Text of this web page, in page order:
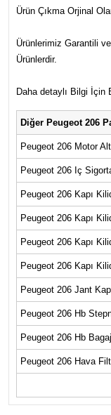
Ürün Çıkma Orjinal
Ürünlerimiz Garantili
Ürünlerdir.
Daha detaylı Bilgi İçin
Diğer Peugeot 206
Peugeot 206 Motor
Peugeot 206 Iç
Peugeot 206 Kapı
Peugeot 206 Kapı
Peugeot 206 Kapı
Peugeot 206 Kapı
Peugeot 206 Jant
Peugeot 206 Hb
Peugeot 206 Hb
Peugeot 206 Hava